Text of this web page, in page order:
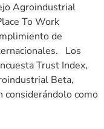
Agroindustrial
To Work
de
Los
Trust Index,
Beta,
considerándolo como